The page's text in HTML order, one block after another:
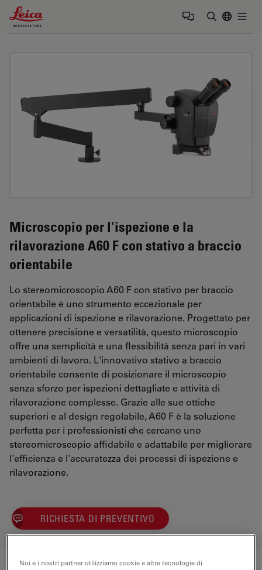
Leica Microsystems Logo
Microscopio per l'ispezione e la
rilavorazione A60 F con stativo a braccio
orientabile
Lo stereomicroscopio A60 F con stativo per braccio
orientabile è uno strumento eccezionale per
applicazioni di ispezione e rilavorazione. Progettato per
ottenere precisione e versatilità, questo microscopio
offre una semplicità e una flessibilità senza pari in vari
ambienti di lavoro. L'innovativo stativo a braccio
orientabile consente di posizionare il microscopio
senza sforzo per ispezioni dettagliate e attività di
rilavorazione complesse. Grazie alle sue ottiche
superiori e al design regolabile, A60 F è la soluzione
perfetta per i professionisti che cercano uno
stereomicroscopio affidabile e adattabile per migliorare
l'efficienza e l'accuratezza dei processi di ispezione e
rilavorazione.
RICHIESTA DI PREVENTIVO
Noi e i nostri partner utilizziamo cookie e altre tecnologie di